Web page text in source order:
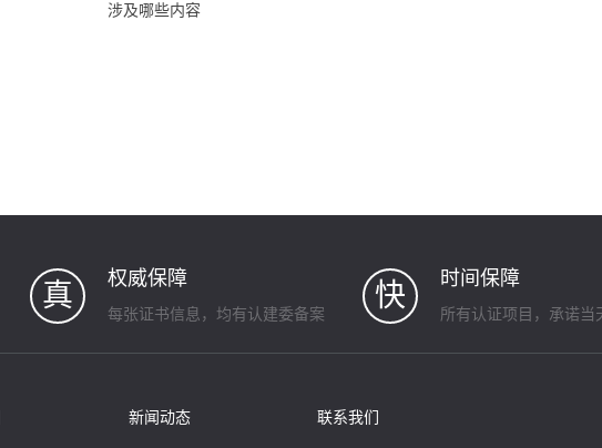
涉及哪些内容
真 权威保障
每张证书信息，均有认建委备案
快 时间保障
所有认证项目，承诺当
新闻动态 联系我们